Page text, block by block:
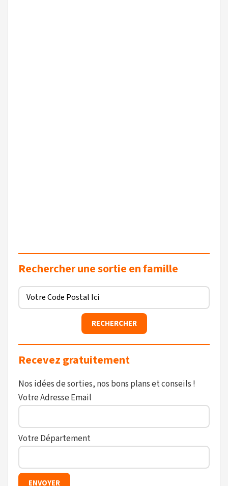
Rechercher une sortie en famille
Recevez gratuitement
Nos idées de sorties, nos bons plans et conseils !
Votre Adresse Email
Votre Département